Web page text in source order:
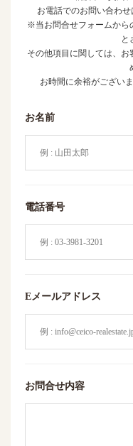
お電話でのお問い合わせ
※当お問合せフォームから
と
その他項目に関しては、
お時間に余裕がござい
お名前
電話番号
Eメールアドレス
お問合せ内容